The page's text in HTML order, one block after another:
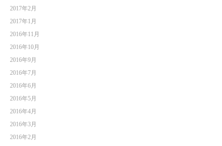
2017年2月
2017年1月
2016年11月
2016年10月
2016年9月
2016年7月
2016年6月
2016年5月
2016年4月
2016年3月
2016年2月